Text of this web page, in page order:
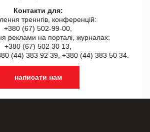
Контакти для:
треннгів, конференцій:
+380 (67) 502-99-00,
реклами на порталі, журналах:
+380 (67) 502 30 13,
(44) 383 92 39, +380 (44) 383 50 34.
написати нам